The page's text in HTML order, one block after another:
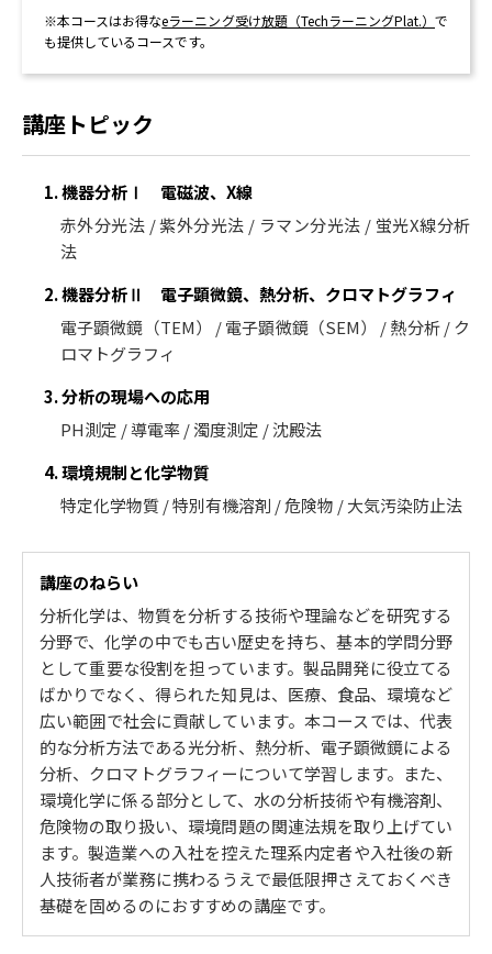
※本コースはお得なeラーニング受け放題（TechラーニングPlat.）で
も提供しているコースです。
講座トピック
1. 機器分析Ⅰ 電磁波、X線
赤外分光法 / 紫外分光法 / ラマン分光法 / 蛍光X線分析
法
2. 機器分析Ⅱ 電子顕微鏡、熱分析、クロマトグラフィ
電子顕微鏡（TEM） / 電子顕微鏡（SEM） / 熱分析 / ク
ロマトグラフィ
3. 分析の現場への応用
PH測定 / 導電率 / 濁度測定 / 沈殿法
4. 環境規制と化学物質
特定化学物質 / 特別有機溶剤 / 危険物 / 大気汚染防止法
講座のねらい
分析化学は、物質を分析する技術や理論などを研究する
分野で、化学の中でも古い歴史を持ち、基本的学問分野
として重要な役割を担っています。製品開発に役立てる
ばかりでなく、得られた知見は、医療、食品、環境など
広い範囲で社会に貢献しています。本コースでは、代表
的な分析方法である光分析、熱分析、電子顕微鏡による
分析、クロマトグラフィーについて学習します。また、
環境化学に係る部分として、水の分析技術や有機溶剤、
危険物の取り扱い、環境問題の関連法規を取り上げてい
ます。製造業への入社を控えた理系内定者や入社後の新
人技術者が業務に携わるうえで最低限押さえておくべき
基礎を固めるのにおすすめの講座です。